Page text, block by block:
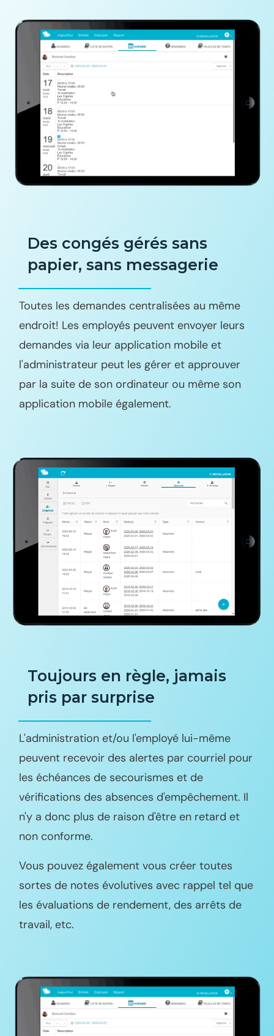
Des congés gérés sans
papier, sans messagerie
Toutes les demandes centralisées au même
endroit! Les employés peuvent envoyer leurs
demandes via leur application mobile et
l'administrateur peut les gérer et approuver
par la suite de son ordinateur ou même son
application mobile également.
Toujours en règle, jamais
pris par surprise
L'administration et/ou l'employé lui-même
peuvent recevoir des alertes par courriel pour
les échéances de secourismes et de
vérifications des absences d'empêchement. Il
n'y a donc plus de raison d'être en retard et
non conforme.
Vous pouvez également vous créer toutes
sortes de notes évolutives avec rappel tel que
les évaluations de rendement, des arrêts de
travail, etc.